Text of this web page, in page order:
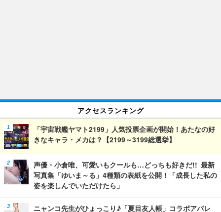
アクセスランキング
「宇宙戦艦ヤマト2199」人気投票企画が開始！あたなの好
きなキャラ・メカは？【2199～3199総選挙】
声優・小倉唯、可愛いもクールも…どっちも好きだ!! 最新
写真集「ゆいま～る」4種類の表紙を公開！「成長した私の
姿を楽しんでいただけたら」
ニャンコ先生がひょっこり♪「夏目友人帳」コラボアパレ